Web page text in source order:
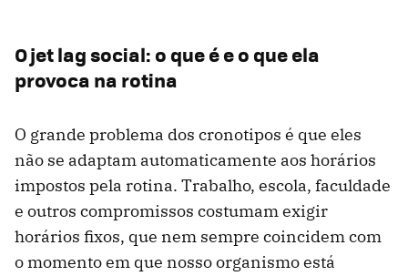
O jet lag social: o que é e o que ela
provoca na rotina
O grande problema dos cronotipos é que eles
não se adaptam automaticamente aos horários
impostos pela rotina. Trabalho, escola, faculdade
e outros compromissos costumam exigir
horários fixos, que nem sempre coincidem com
o momento em que nosso organismo está